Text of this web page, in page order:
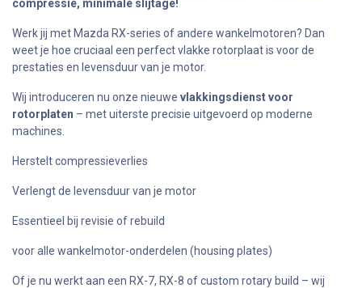
compressie, minimale slijtage!
Werk jij met Mazda RX-series of andere wankelmotoren? Dan
weet je hoe cruciaal een perfect vlakke rotorplaat is voor de
prestaties en levensduur van je motor.
Wij introduceren nu onze nieuwe vlakkingsdienst voor
rotorplaten – met uiterste precisie uitgevoerd op moderne
machines.
Herstelt compressieverlies
Verlengt de levensduur van je motor
Essentieel bij revisie of rebuild
voor alle wankelmotor-onderdelen (housing plates)
Of je nu werkt aan een RX-7, RX-8 of custom rotary build – wij